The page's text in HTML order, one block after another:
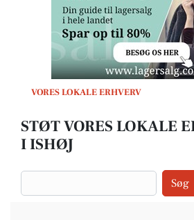
VORES LOKALE ERHVERV
STØT VORES LOKALE
I ISHØJ
Søg